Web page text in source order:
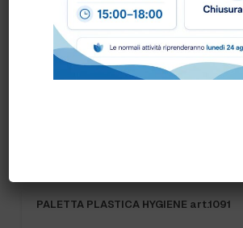
PALETTA PLASTICA HYGIENE art.1091